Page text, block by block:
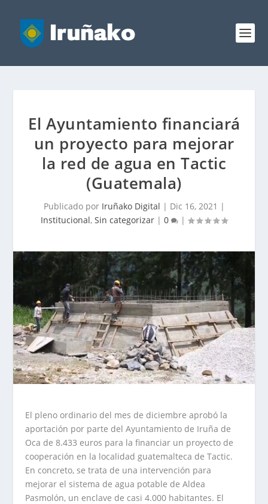
El Ayuntamiento financiará
un proyecto para mejorar
la red de agua en Tactic
(Guatemala)
Publicado por Iruñako Digital | Dic 16, 2021 |
Institucional, Sin categorizar | 0 |
El pleno ordinario del mes de diciembre aprobó la
aportación por parte del Ayuntamiento de Iruña de
Oca de 8.433 euros para la financiar un proyecto de
cooperación en la localidad guatemalteca de Tactic.
En concreto, se trata de una intervención para
mejorar el sistema de agua potable de Aldea
Pasmolón, un enclave de casi 4.000 habitantes. El